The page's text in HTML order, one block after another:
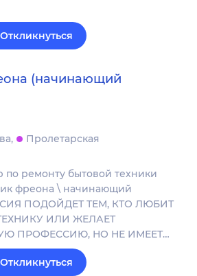
Откликнуться
(начинающий
Пролетарская
ремонту бытовой техники
фреона \ начинающий
ПОДОЙДЕТ ТЕМ, КТО ЛЮБИТ
ИЛИ ЖЕЛАЕТ
ПРОФЕССИЮ, НО НЕ ИМЕЕТ…
Откликнуться